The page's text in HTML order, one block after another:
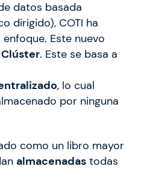
datos basada
dirigido), COTI ha
Este nuevo
Clúster. Este se basa a
, lo cual
por ninguna
como un libro mayor
almacenadas todas